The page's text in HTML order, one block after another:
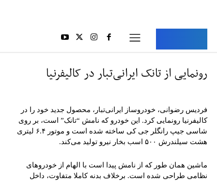
رونمایی از تانک ایرانی‌تبار در کالیفرنیا
فردیس رضوانی، خودروساز ایرانی‌تبار، محصول جدید خود را در
کالیفرنیا رونمایی کرد. این خودرو که نامش “تانک” است، بر روی
شاسی جیپ رانگلر جی کی ساخته شده است و موتور ۶.۴ لیتری
هشت سیلندرش ۵۰۰ اسب بخار نیرو تولید می‌کند.
ماشین همان طور که از نامش پیدا است با الهام از خودروهای
نظامی طراحی شده است. برخلاف بدنه کاملا متفاوت، داخل